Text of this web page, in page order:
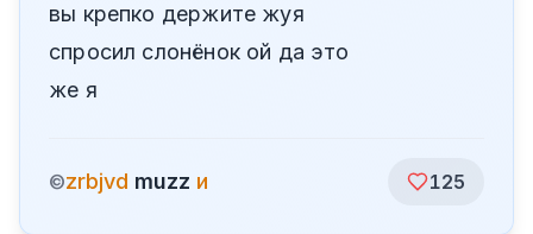
вы крепко держите жуя
спросил слонёнок ой да это
же я
©zrbjvd muzz и 125